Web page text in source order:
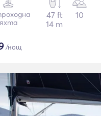
яхта
47 ft
14 m
10
/нощ